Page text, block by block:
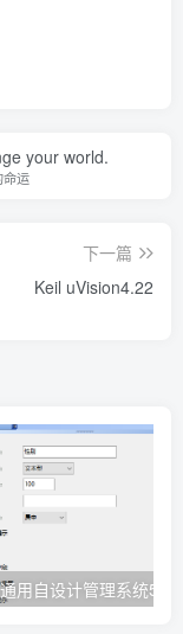
your world.
运
下一篇
Keil uVision4.22
用自设计管理系统